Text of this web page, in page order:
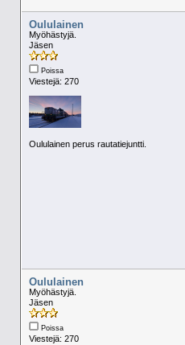
Oululainen
Myöhästyjä.
Jäsen
Poissa
Viestejä: 270
Oululainen perus rautatiejuntti.
Oululainen
Myöhästyjä.
Jäsen
Poissa
Viestejä: 270